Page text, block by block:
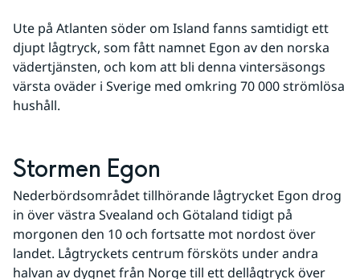
Ute på Atlanten söder om Island fanns samtidigt ett
djupt lågtryck, som fått namnet Egon av den norska
vädertjänsten, och kom att bli denna vintersäsongs
värsta oväder i Sverige med omkring 70 000 strömlösa
hushåll.
Stormen Egon
Nederbördsområdet tillhörande lågtrycket Egon drog
in över västra Svealand och Götaland tidigt på
morgonen den 10 och fortsatte mot nordost över
landet. Lågtryckets centrum försköts under andra
halvan av dygnet från Norge till ett dellågtryck över